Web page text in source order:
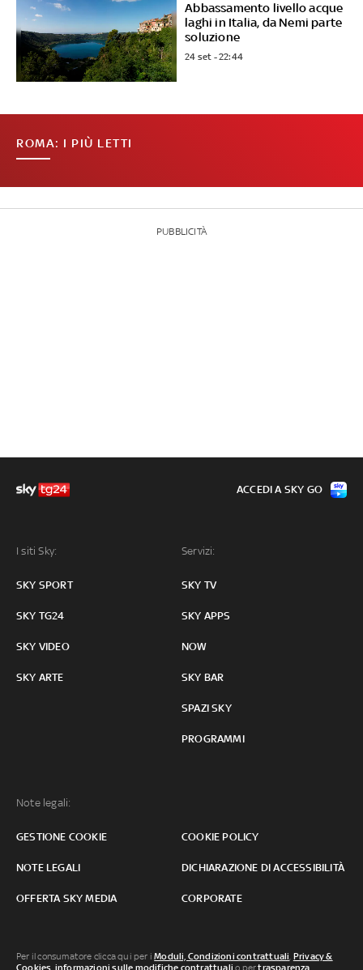
Abbassamento livello acque
laghi in Italia, da Nemi parte
soluzione
24 set - 22:44
ROMA: I PIÙ LETTI
PUBBLICITÀ
I siti Sky:
SKY SPORT
SKY TG24
SKY VIDEO
SKY ARTE
Servizi:
SKY TV
SKY APPS
NOW
SKY BAR
SPAZI SKY
PROGRAMMI
Note legali:
GESTIONE COOKIE COOKIE POLICY
NOTE LEGALI DICHIARAZIONE DI ACCESSIBILITÀ
OFFERTA SKY MEDIA CORPORATE
ACCEDI A SKY GO
Per il consumatore clicca qui per iModuli, Condizioni contrattuali, Privacy &
Cookies informazioni sulle modifiche contrattuali o pertrasparenza